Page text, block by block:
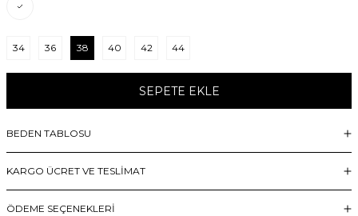
34 36 38 40 42 44
SEPETE EKLE
BEDEN TABLOSU
KARGO ÜCRET VE TESLİMAT
ÖDEME SEÇENEKLERI